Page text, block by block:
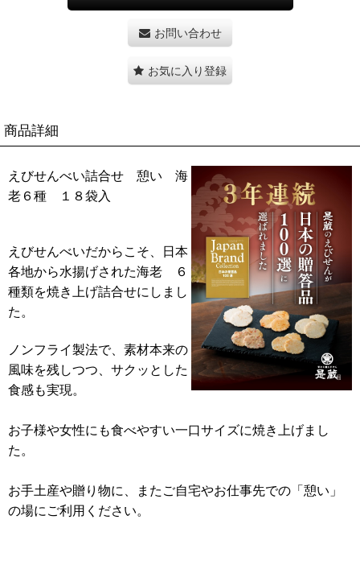
お問い合わせ
お気に入り登録
商品詳細
えびせんべい詰合せ 憩い 海
老６種 １８袋入
えびせんべいだからこそ、日本
各地から水揚げされた海老 ６
種類を焼き上げ詰合せにしまし
た。
ノンフライ製法で、素材本来の
風味を残しつつ、サクッとした
食感も実現。
お子様や女性にも食べやすい一口サイズに焼き上げまし
た。
お手土産や贈り物に、またご自宅やお仕事先での「憩い」
の場にご利用ください。